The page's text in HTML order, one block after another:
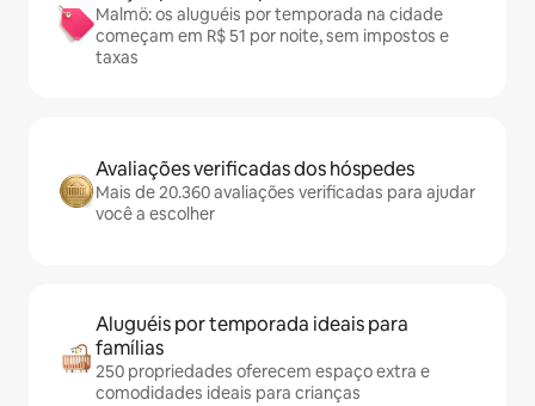
Malmö: os aluguéis por temporada na cidade
começam em R$ 51 por noite, sem impostos e
taxas
Avaliações verificadas dos hóspedes
Mais de 20.360 avaliações verificadas para ajudar
você a escolher
Aluguéis por temporada ideais para
famílias
250 propriedades oferecem espaço extra e
comodidades ideais para crianças